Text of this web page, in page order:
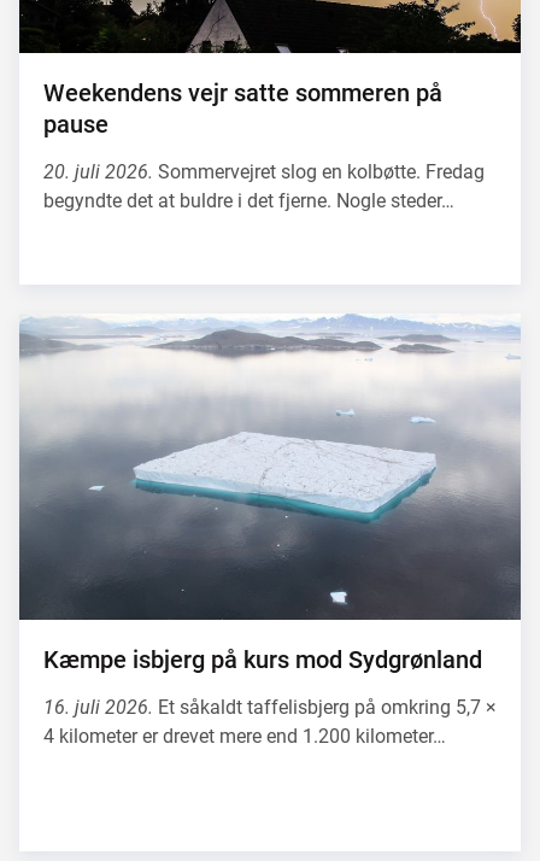
Weekendens vejr satte sommeren på
pause
20. juli 2026. Sommervejret slog en kolbøtte. Fredag
begyndte det at buldre i det fjerne. Nogle steder…
Kæmpe isbjerg på kurs mod Sydgrønland
16. juli 2026. Et såkaldt taffelisbjerg på omkring 5,7 ×
4 kilometer er drevet mere end 1.200 kilometer…